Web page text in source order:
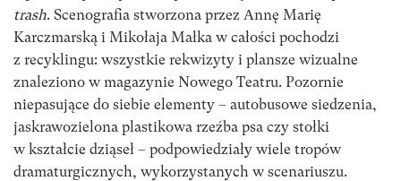
trash. Scenografia stworzona przez Annę Marię
Karczmarską i Mikołaja Małka w całości pochodzi
z recyklingu: wszystkie rekwizyty i plansze wizualne
znaleziono w magazynie Nowego Teatru. Pozornie
niepasujące do siebie elementy – autobusowe siedzenia,
jaskrawozielona plastikowa rzeźba psa czy stołki
w kształcie dziąseł – podpowiedziały wiele tropów
dramaturgicznych, wykorzystanych w scenariuszu.